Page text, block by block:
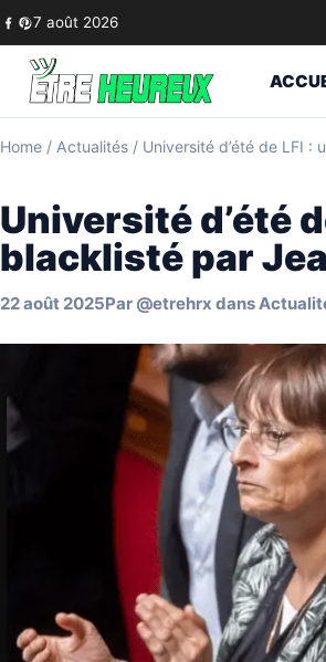
Skip to content
7 août 2026
Home / Actualités / Université d’été de LFI
Université d’été
blacklisté par
22 août 2025Par @etrehrx dans